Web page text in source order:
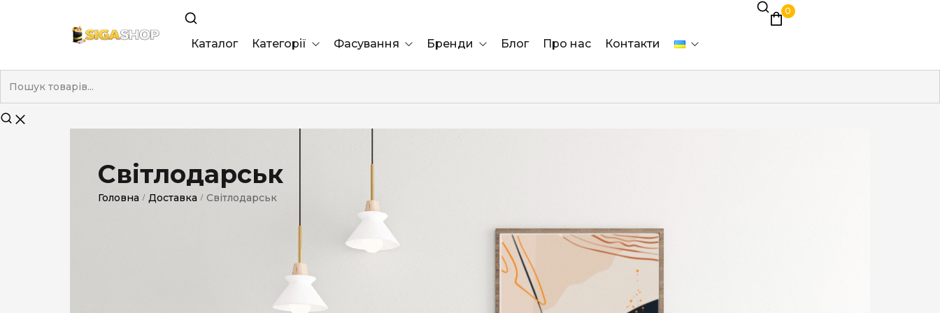
Каталог Категорії
Nano
Без фільтра
Смакові (капсула)
Фасування Бренди Блог Про нас Контакти
0
Світлодарськ
Головна / Доставка / Світлодарськ